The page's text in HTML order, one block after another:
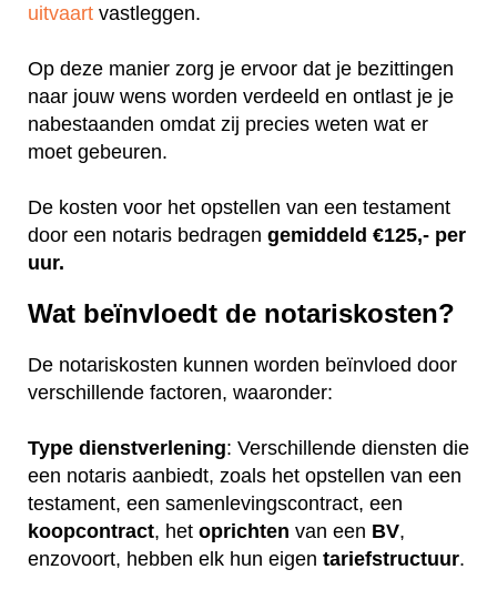
uitvaart vastleggen.
Op deze manier zorg je ervoor dat je bezittingen
naar jouw wens worden verdeeld en ontlast je je
nabestaanden omdat zij precies weten wat er
moet gebeuren.
De kosten voor het opstellen van een testament
door een notaris bedragen gemiddeld €125,- per
uur.
Wat beïnvloedt de notariskosten?
De notariskosten kunnen worden beïnvloed door
verschillende factoren, waaronder:
Type dienstverlening: Verschillende diensten die
een notaris aanbiedt, zoals het opstellen van een
testament, een samenlevingscontract, een
koopcontract, het oprichten van een BV,
enzovoort, hebben elk hun eigen tariefstructuur.